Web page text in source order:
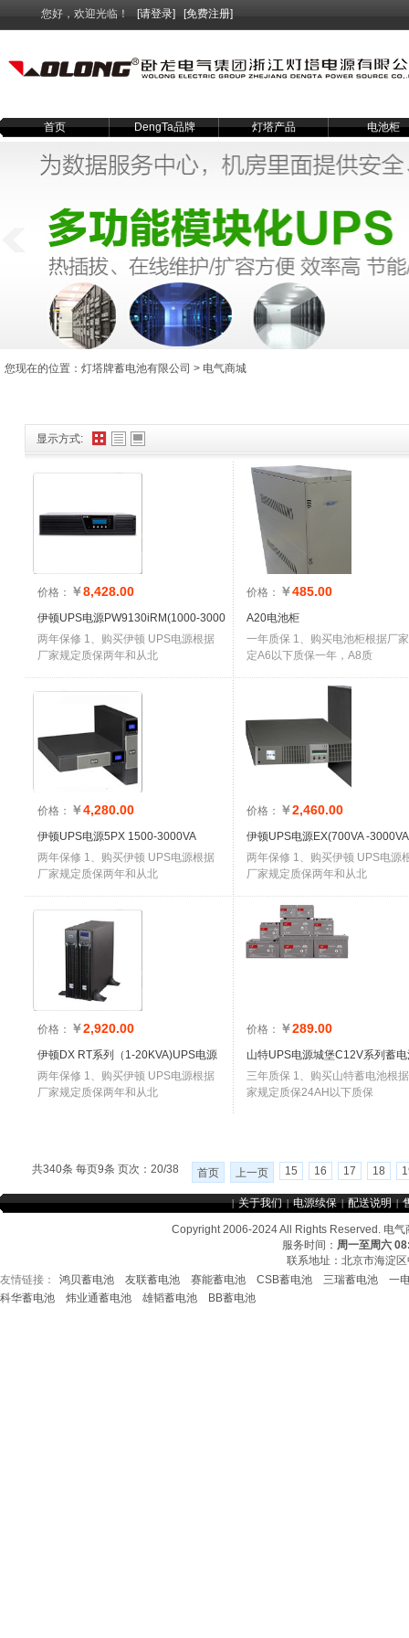
首页 DengTa品牌 灯塔产品 电池柜
您好，欢迎光临！ [请登录] [免费注册]
显示方式:
价格： ￥8,428.00
伊顿UPS电源PW9130iRM(1000-3000
两年保修 1、购买伊顿 UPS电源根据
厂家规定质保两年和从北
价格： ￥485.00
A20电池柜
一年质保 1、购买电池柜根据厂
定A6以下质保一年，A8质
价格： ￥4,280.00
伊顿UPS电源5PX 1500-3000VA
两年保修 1、购买伊顿 UPS电源根据
厂家规定质保两年和从北
价格： ￥2,460.00
伊顿UPS电源EX(700VA -
两年保修 1、购买伊顿 UPS电源
厂家规定质保两年和从北
价格： ￥2,920.00
伊顿DX RT系列（1-20KVA)UPS电源
两年保修 1、购买伊顿 UPS电源根据
厂家规定质保两年和从北
价格： ￥289.00
山特UPS电源城堡C12V系列蓄
三年质保 1、购买山特蓄电池根
家规定质保24AH以下质保
共340条 每页9条 页次：20/38 首页 上一页 15 16 17 18
您现在的位置： 灯塔牌蓄电池有限公司 > 电气商城
Copyright 2006-2024 All Rights Reserved. 电
服务时间： 周一至周六
联系地址：北京市海淀
友情链接： CSB蓄电池 鸿贝蓄电池 赛能蓄
|关于我们 |电源续保 |配送说明 |
友情链接： 鸿贝蓄电池 友联蓄电池 赛能蓄电池 CSB蓄电池 三瑞蓄电池
一
科华蓄电池
炜业通蓄电池 雄韬蓄电池 BB蓄电池